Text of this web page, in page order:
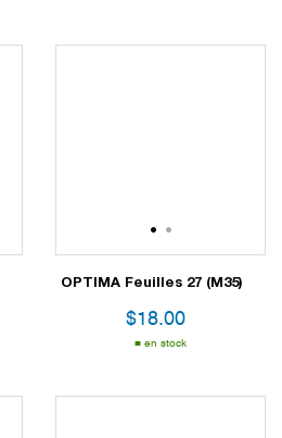
1 2
OPTIMA Feuilles 27 (M35)
$18.00
en stock